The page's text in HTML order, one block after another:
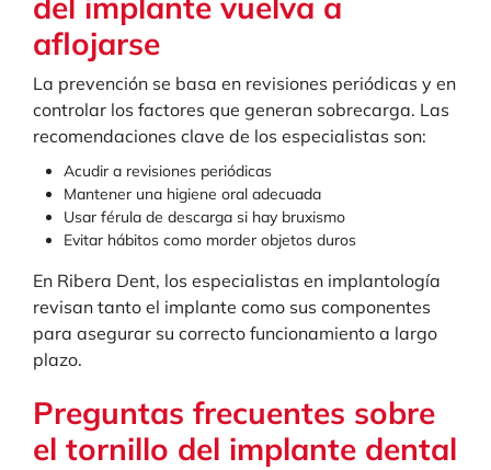
aflojarse
La prevención se basa en revisiones periódicas y en
controlar los factores que generan sobrecarga. Las
recomendaciones clave de los especialistas son:
Acudir a revisiones periódicas
Mantener una higiene oral adecuada
Usar férula de descarga si hay bruxismo
Evitar hábitos como morder objetos duros
En Ribera Dent, los especialistas en implantología
revisan tanto el implante como sus componentes
para asegurar su correcto funcionamiento a largo
plazo.
Preguntas frecuentes sobre
el tornillo del implante dental